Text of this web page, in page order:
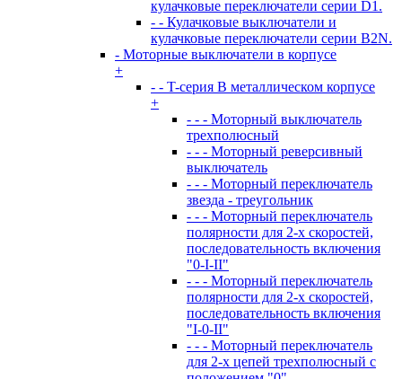
кулачковые переключатели серии D1.
- - Кулачковые выключатели и
кулачковые переключатели серии B2N.
- Моторные выключатели в корпусе
+
- - T-серия В металлическом корпусе
+
- - - Моторный выключатель
трехполюсный
- - - Моторный реверсивный
выключатель
- - - Моторный переключатель
звезда - треугольник
- - - Моторный переключатель
полярности для 2-х скоростей,
последовательность включения
"0-I-II"
- - - Моторный переключатель
полярности для 2-х скоростей,
последовательность включения
"I-0-II"
- - - Моторный переключатель
для 2-х цепей трехполюсный с